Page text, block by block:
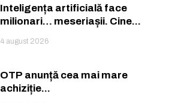
Inteligența artificială face
milionari… meseriașii. Cine...
4 august 2026
OTP anunță cea mai mare
achiziție...